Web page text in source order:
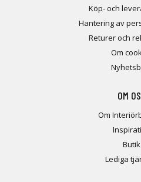
Köp- och
Hantering av
Returer och
Om
OM
Om
Butik
Lediga